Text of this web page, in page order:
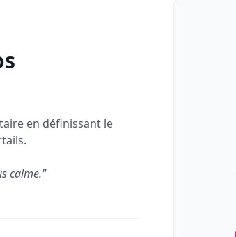
en définissant le
calme."